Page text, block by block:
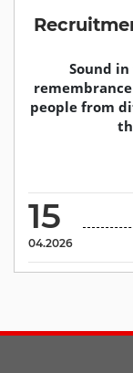
Sound
people from
15
04.2026